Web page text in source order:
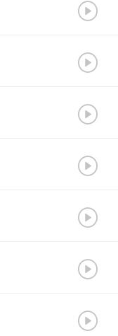






